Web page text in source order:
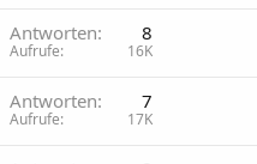
Antworten 8
Aufrufe 16K
Antworten 7
Aufrufe 17K